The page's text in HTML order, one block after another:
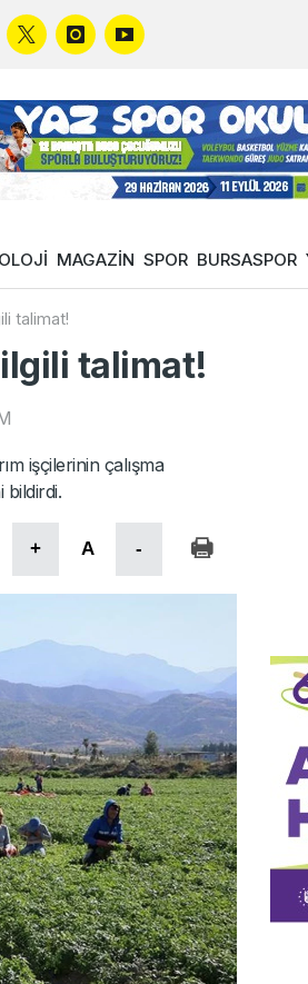
MAGAZİN SPOR BURSASPOR
talimat!
talimat!
işçilerinin çalışma
bildirdi.
+ A -